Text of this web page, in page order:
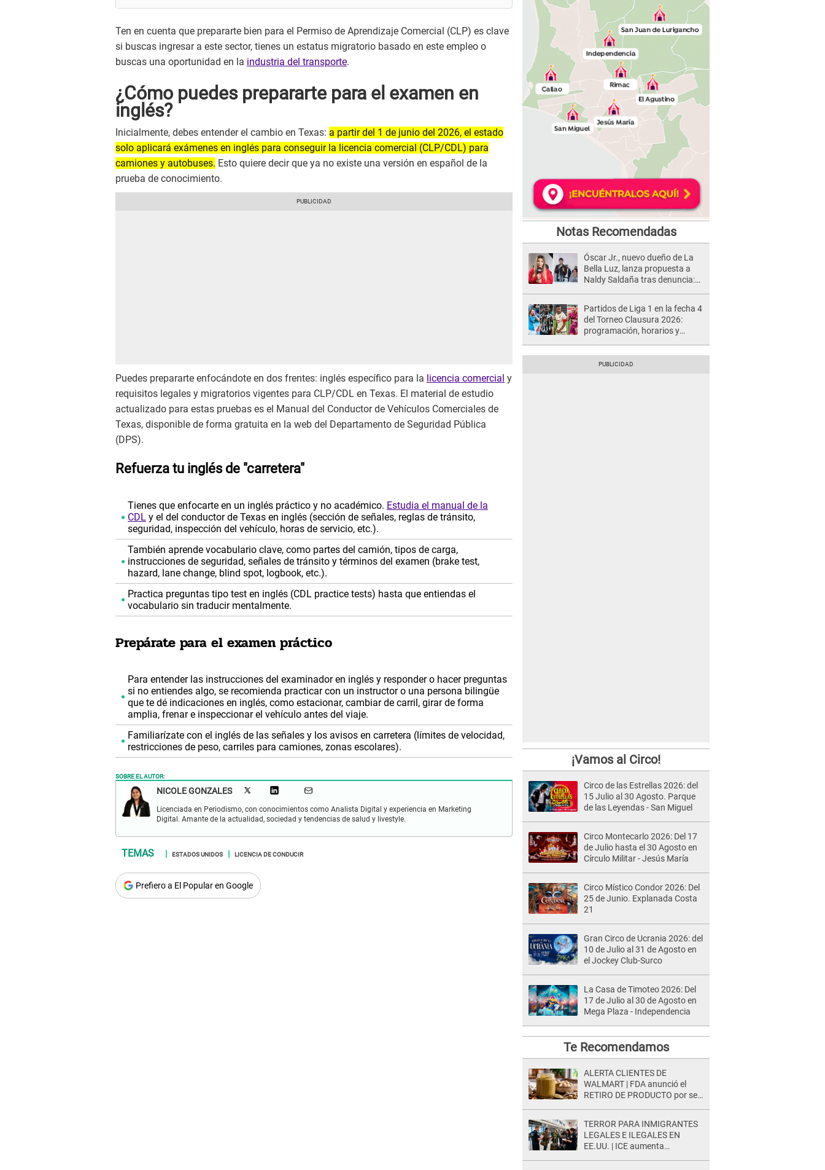
Ten en cuenta que prepararte bien para el Permiso de Aprendizaje Comercial (CLP) es clave
si buscas ingresar a este sector, tienes un estatus migratorio basado en este empleo o
buscas una oportunidad en la industria del transporte.
¿Cómo puedes prepararte para el examen en
inglés?
Inicialmente, debes entender el cambio en Texas: a partir del 1 de junio del 2026, el estado
solo aplicará exámenes en inglés para conseguir la licencia comercial (CLP/CDL) para
camiones y autobuses. Esto quiere decir que ya no existe una versión en español de la
prueba de conocimiento.
Puedes prepararte enfocándote en dos frentes: inglés específico para la licencia comercial y
requisitos legales y migratorios vigentes para CLP/CDL en Texas. El material de estudio
actualizado para estas pruebas es el Manual del Conductor de Vehículos Comerciales de
Texas, disponible de forma gratuita en la web del Departamento de Seguridad Pública
(DPS).
Refuerza tu inglés de "carretera"
Tienes que enfocarte en un inglés práctico y no académico. Estudia el manual de la
CDL y el del conductor de Texas en inglés (sección de señales, reglas de tránsito,
seguridad, inspección del vehículo, horas de servicio, etc.).
También aprende vocabulario clave, como partes del camión, tipos de carga,
instrucciones de seguridad, señales de tránsito y términos del examen (brake test,
hazard, lane change, blind spot, logbook, etc.).
Practica preguntas tipo test en inglés (CDL practice tests) hasta que entiendas el
vocabulario sin traducir mentalmente.
Prepárate para el examen práctico
Para entender las instrucciones del examinador en inglés y responder o hacer preguntas
si no entiendes algo, se recomienda practicar con un instructor o una persona bilingüe
que te dé indicaciones en inglés, como estacionar, cambiar de carril, girar de forma
amplia, frenar e inspeccionar el vehículo antes del viaje.
Familiarízate con el inglés de las señales y los avisos en carretera (límites de velocidad,
restricciones de peso, carriles para camiones, zonas escolares).
SOBRE EL AUTOR:
NICOLE GONZALES
Licenciada en Periodismo, con conocimientos como Analista Digital y experiencia en Marketing
Digital. Amante de la actualidad, sociedad y tendencias de salud y livestyle.
ESTADOS UNIDOS LICENCIA DE CONDUCIR
Prefiero a El Popular en Google
Notas Recomendadas
Óscar Jr., nuevo dueño de La
Bella Luz, lanza propuesta a
Naldy Saldaña tras denuncia:
Partidos de Liga 1 en la fecha 4
del Torneo Clausura 2026:
programación, horarios y
¡Vamos al Circo!
Circo de las Estrellas 2026: del
15 Julio al 30 Agosto. Parque
de las Leyendas - San Miguel
Circo Montecarlo 2026: Del 17
de Julio hasta el 30 Agosto en
Círculo Militar - Jesús María
Circo Místico Condor 2026: Del
25 de Junio. Explanada Costa
21
Gran Circo de Ucrania 2026: del
10 de Julio al 31 de Agosto en
el Jockey Club-Surco
La Casa de Timoteo 2026: Del
17 de Julio al 30 de Agosto en
Mega Plaza - Independencia
Te Recomendamos
ALERTA CLIENTES DE
WALMART | FDA anunció el
RETIRO DE PRODUCTO por ser
TERROR PARA INMIGRANTES
LEGALES E ILEGALES EN
EE.UU. | ICE aumenta